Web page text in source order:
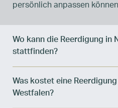
persönlich anpassen
Wo kann die Reerdigung in
stattfinden?
Was kostet eine
Westfalen?